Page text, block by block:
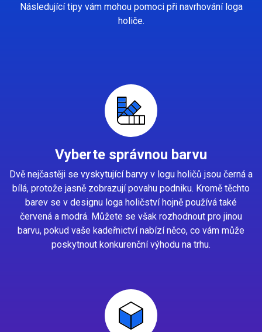
Následující tipy vám mohou pomoci při navrhování loga
holiče.
Vyberte správnou barvu
Dvě nejčastěji se vyskytující barvy v logu holičů jsou černá a
bílá, protože jasně zobrazují povahu podniku. Kromě těchto
barev se v designu loga holičství hojně používá také
červená a modrá. Můžete se však rozhodnout pro jinou
barvu, pokud vaše kadeřnictví nabízí něco, co vám může
poskytnout konkurenční výhodu na trhu.